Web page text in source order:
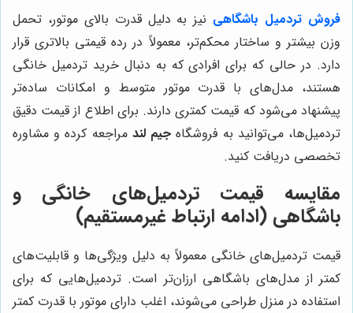
فروش تردمیل باشگاهی نیز به دلیل قدرت بالای موتور، تحمل
وزن بیشتر و ساختار محکم‌تر، معمولاً در رده قیمتی بالاتری قرار
دارد. در حالی که برای افرادی که به دنبال خرید تردمیل خانگی
هستند، مدل‌های با قدرت موتور متوسط و امکانات ساده‌تر
پیشنهاد می‌شود که قیمت کمتری دارند. برای اطلاع از قیمت دقیق
تردمیل‌ها، می‌توانید به فروشگاه جیم لند مراجعه کرده و مشاوره
تخصصی دریافت کنید.
مقایسه قیمت تردمیل‌های خانگی و
باشگاهی (ادامه ارتباط غیرمستقیم)
قیمت تردمیل‌های خانگی معمولاً به دلیل ویژگی‌ها و قابلیت‌های
کمتر از مدل‌های باشگاهی ارزان‌تر است. تردمیل‌هایی که برای
استفاده در منزل طراحی می‌شوند، اغلب دارای موتور با قدرت کمتر